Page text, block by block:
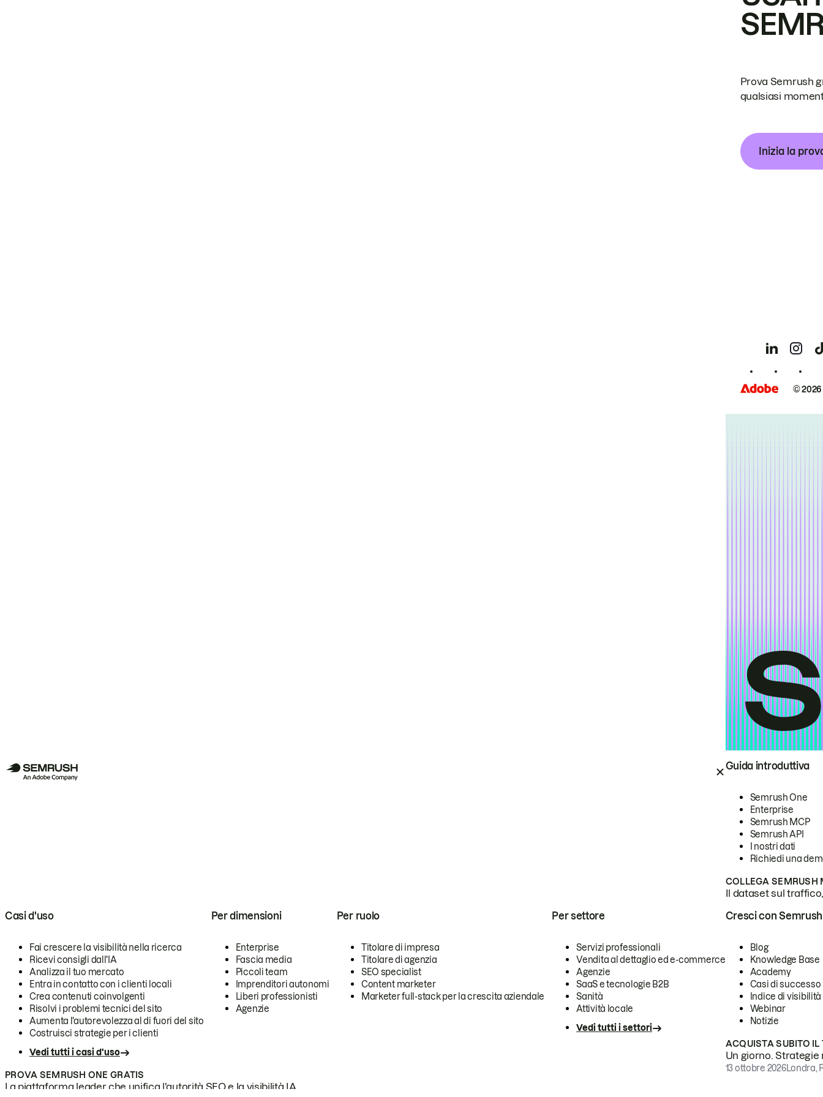
Guida introduttiva
Semrush One
Enterprise
Semrush MCP
Semrush API
I nostri dati
Richiedi una
COLLEGA SEMRUSH
Il dataset sul
Casi d'uso
Fai crescere la visibilità nella ricerca
Ricevi consigli dall'IA
Analizza il tuo mercato
Entra in contatto con i clienti locali
Crea contenuti coinvolgenti
Risolvi i problemi tecnici del sito
Aumenta l'autorevolezza al di fuori del sito
Costruisci strategie per i clienti
Vedi tutti i casi d'uso
Per dimensioni
Enterprise
Fascia media
Piccoli team
Imprenditori autonomi
Liberi professionisti
Agenzie
Per ruolo
Titolare di impresa
Titolare di agenzia
SEO specialist
Content marketer
Marketer full-stack per la crescita aziendale
Per settore
Servizi professionali
Vendita al dettaglio ed e-commerce
Agenzie
SaaS e tecnologie B2B
Sanità
Attività locale
Vedi tutti i settori
PROVA SEMRUSH ONE GRATIS
La piattaforma leader che unifica l'autorità SEO e la visibilità IA.
Cresci con Semrush
Blog
Knowledge Base
Academy
Casi di successo
Indice di visibilità
Webinar
Notizie
ACQUISTA SUBITO IL
Un giorno.
13 ottobre 2026Londra,
Prova Semrush
qualsiasi
Inizia la
©